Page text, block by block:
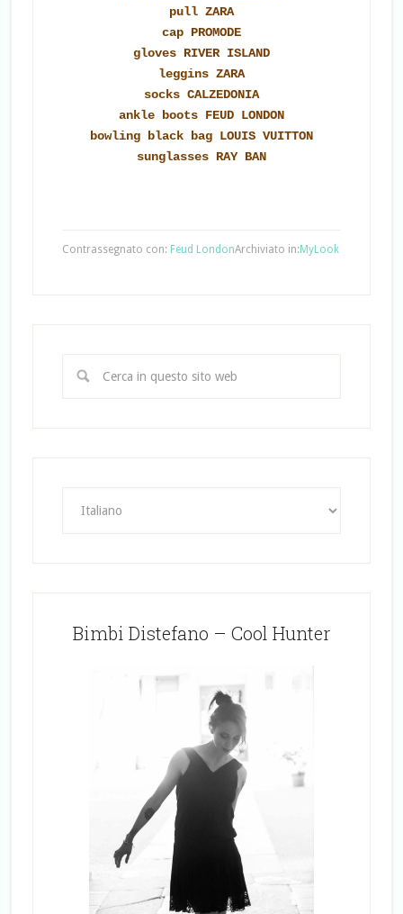
pull ZARA
cap PROMODE
gloves RIVER ISLAND
leggins ZARA
socks CALZEDONIA
ankle boots FEUD LONDON
bowling black bag LOUIS VUITTON
sunglasses RAY BAN
Archiviato in: MyLook
Contrassegnato con: Feud London
Bimbi Distefano – Cool Hunter